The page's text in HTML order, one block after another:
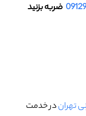
ضربه بزنید
تهراندر خدمت